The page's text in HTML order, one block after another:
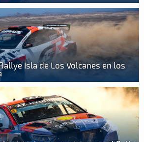
Isla de Los Volcanes en los